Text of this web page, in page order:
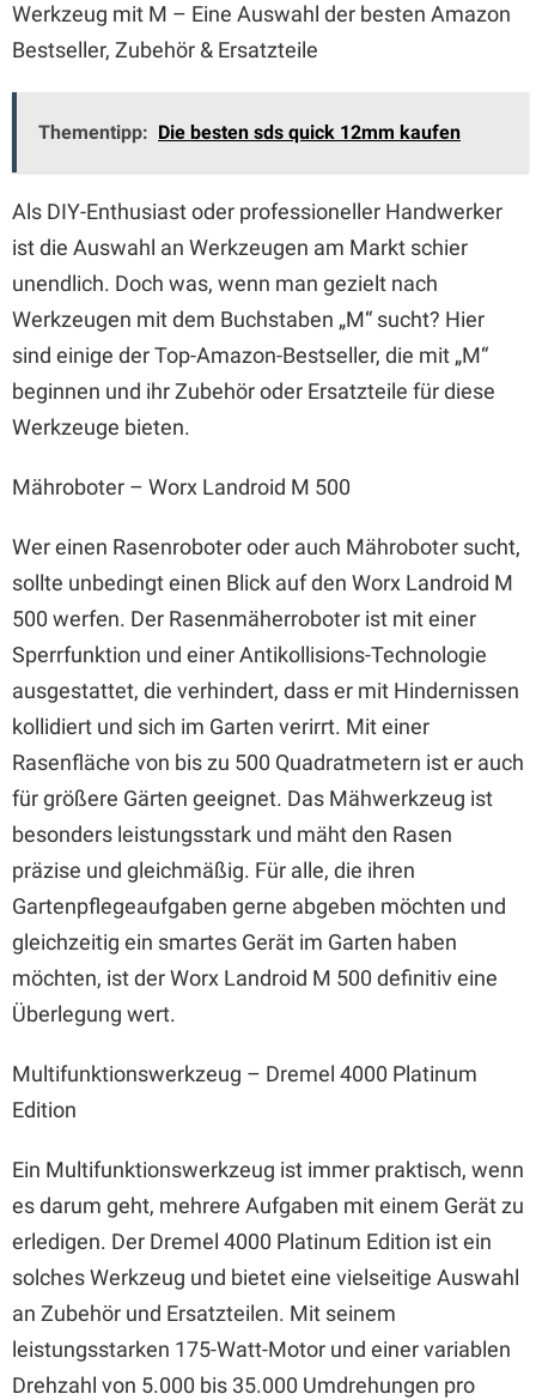
Werkzeug mit M – Eine Auswahl der besten Amazon
Bestseller, Zubehör & Ersatzteile
Thementipp: Die besten sds quick 12mm kaufen
Als DIY-Enthusiast oder professioneller Handwerker
ist die Auswahl an Werkzeugen am Markt schier
unendlich. Doch was, wenn man gezielt nach
Werkzeugen mit dem Buchstaben „M“ sucht? Hier
sind einige der Top-Amazon-Bestseller, die mit „M“
beginnen und ihr Zubehör oder Ersatzteile für diese
Werkzeuge bieten.
Mähroboter – Worx Landroid M 500
Wer einen Rasenroboter oder auch Mähroboter sucht,
sollte unbedingt einen Blick auf den Worx Landroid M
500 werfen. Der Rasenmäherroboter ist mit einer
Sperrfunktion und einer Antikollisions-Technologie
ausgestattet, die verhindert, dass er mit Hindernissen
kollidiert und sich im Garten verirrt. Mit einer
Rasenfläche von bis zu 500 Quadratmetern ist er auch
für größere Gärten geeignet. Das Mähwerkzeug ist
besonders leistungsstark und mäht den Rasen
präzise und gleichmäßig. Für alle, die ihren
Gartenpflegeaufgaben gerne abgeben möchten und
gleichzeitig ein smartes Gerät im Garten haben
möchten, ist der Worx Landroid M 500 definitiv eine
Überlegung wert.
Multifunktionswerkzeug – Dremel 4000 Platinum
Edition
Ein Multifunktionswerkzeug ist immer praktisch, wenn
es darum geht, mehrere Aufgaben mit einem Gerät zu
erledigen. Der Dremel 4000 Platinum Edition ist ein
solches Werkzeug und bietet eine vielseitige Auswahl
an Zubehör und Ersatzteilen. Mit seinem
leistungsstarken 175-Watt-Motor und einer variablen
Drehzahl von 5.000 bis 35.000 Umdrehungen pro